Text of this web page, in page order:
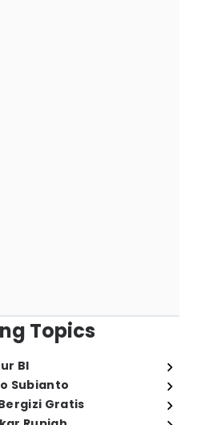
Topics
BI
Subianto
Gratis